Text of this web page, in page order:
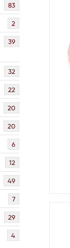
83
2
39
32
22
20
20
6
12
49
7
29
4